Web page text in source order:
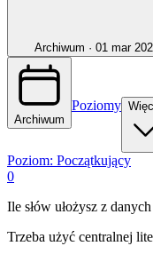
Archiwum · 01 mar
Archiwum
Poziomy
Poziom: Początkujący
0
Ile słów ułożysz z
Trzeba użyć centralnej